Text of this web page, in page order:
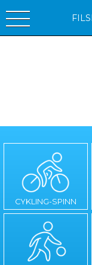
CYKLING-SPINN